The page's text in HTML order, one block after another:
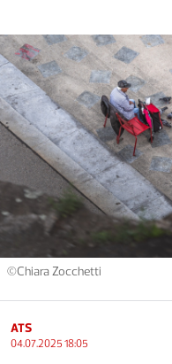
©Chiara Zocchetti
ATS
04.07.2025 18:05